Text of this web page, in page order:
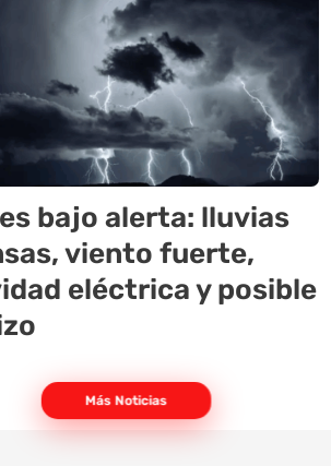
bajo alerta: lluvias
viento fuerte,
eléctrica y posible
Más Noticias